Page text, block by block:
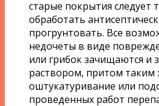
старые покрытия следует
обработать
прогрунтовать. Все
недочеты в виде
или грибок зачищаются и
раствором, притом таким
оштукатуривание или
проведенных работ